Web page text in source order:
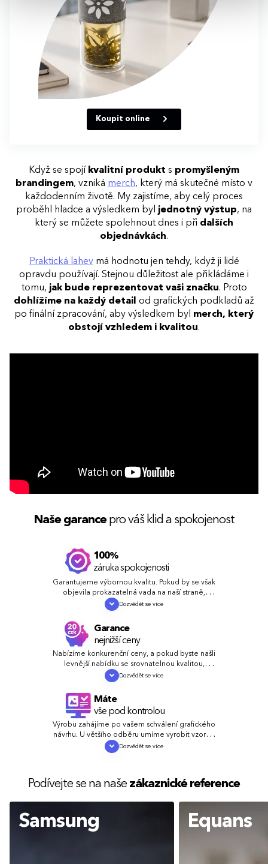
Koupit online
Když se spojí kvalitní produkt s promyšleným
brandingem, vzniká merch, který má skutečné místo v
každodenním životě. My zajistíme, aby celý proces
proběhl hladce a výsledkem byl jednotný výstup, na
který se můžete spolehnout dnes i při dalších
objednávkách.
Praktická lahevmá hodnotu jen tehdy, když ji lidé
opravdu používají. Stejnou důležitost ale přikládáme i
tomu, jak bude reprezentovat vaši značku. Proto
dohlížíme na každý detail od grafických podkladů až
po finální zpracování, aby výsledkem byl merch, který
obstojí vzhledem i kvalitou.
Naše garance pro váš klid a spokojenost
100%
záruka spokojenosti
Garantujeme výbornou kvalitu. Pokud by se však
objevila prokazatelná vada na naší straně,
zdarma a rychle chybu napravíme nebo vám
vrátíme peníze.
Dozvědět se více
Garance
nejnižší ceny
Nabízíme konkurenční ceny, a pokud byste našli
levnější nabídku se srovnatelnou kvalitou,
vyrovnáme nebo ještě snížíme cenu.
Dozvědět se více
Máte
vše pod kontrolou
Výrobu zahájíme po vašem schválení grafického
návrhu. U většího odběru umíme vyrobit vzorky,
abyste se mohli přesvědčit o kvalitě.
Dozvědět se více
Podívejte se na naše zákaznické reference
Samsung Equans